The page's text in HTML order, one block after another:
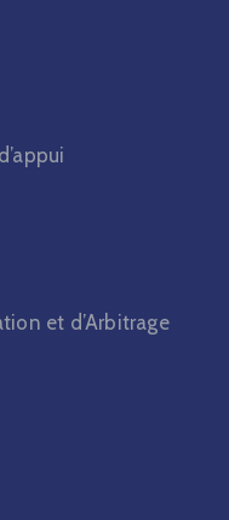
et d’Arbitrage